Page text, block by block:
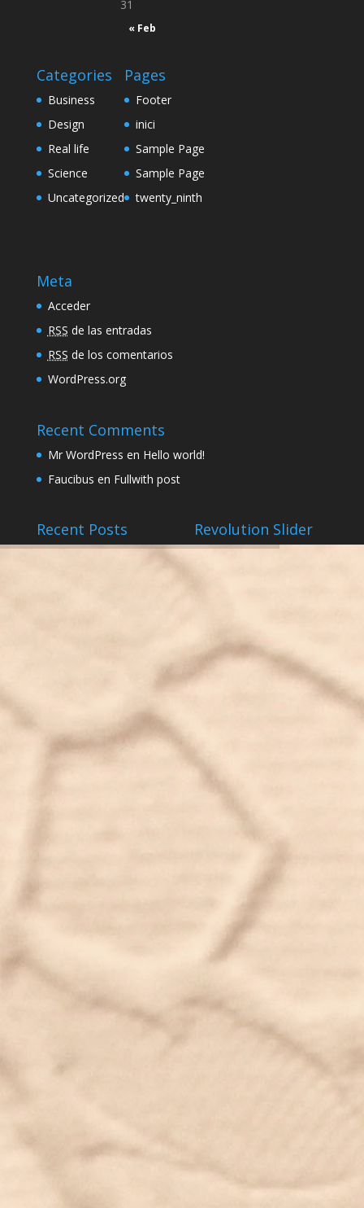
« Feb
31
Categories
Business
Design
Real life
Science
Uncategorized
Pages
Footer
inici
Sample Page
Sample Page
twenty_ninth
Meta
Acceder
RSS de las entradas
RSS de los comentarios
WordPress.org
Recent Comments
Mr WordPress en Hello world!
Faucibus en Fullwith post
Recent Posts
prueba febrero 5, 2016
Revolution Slider